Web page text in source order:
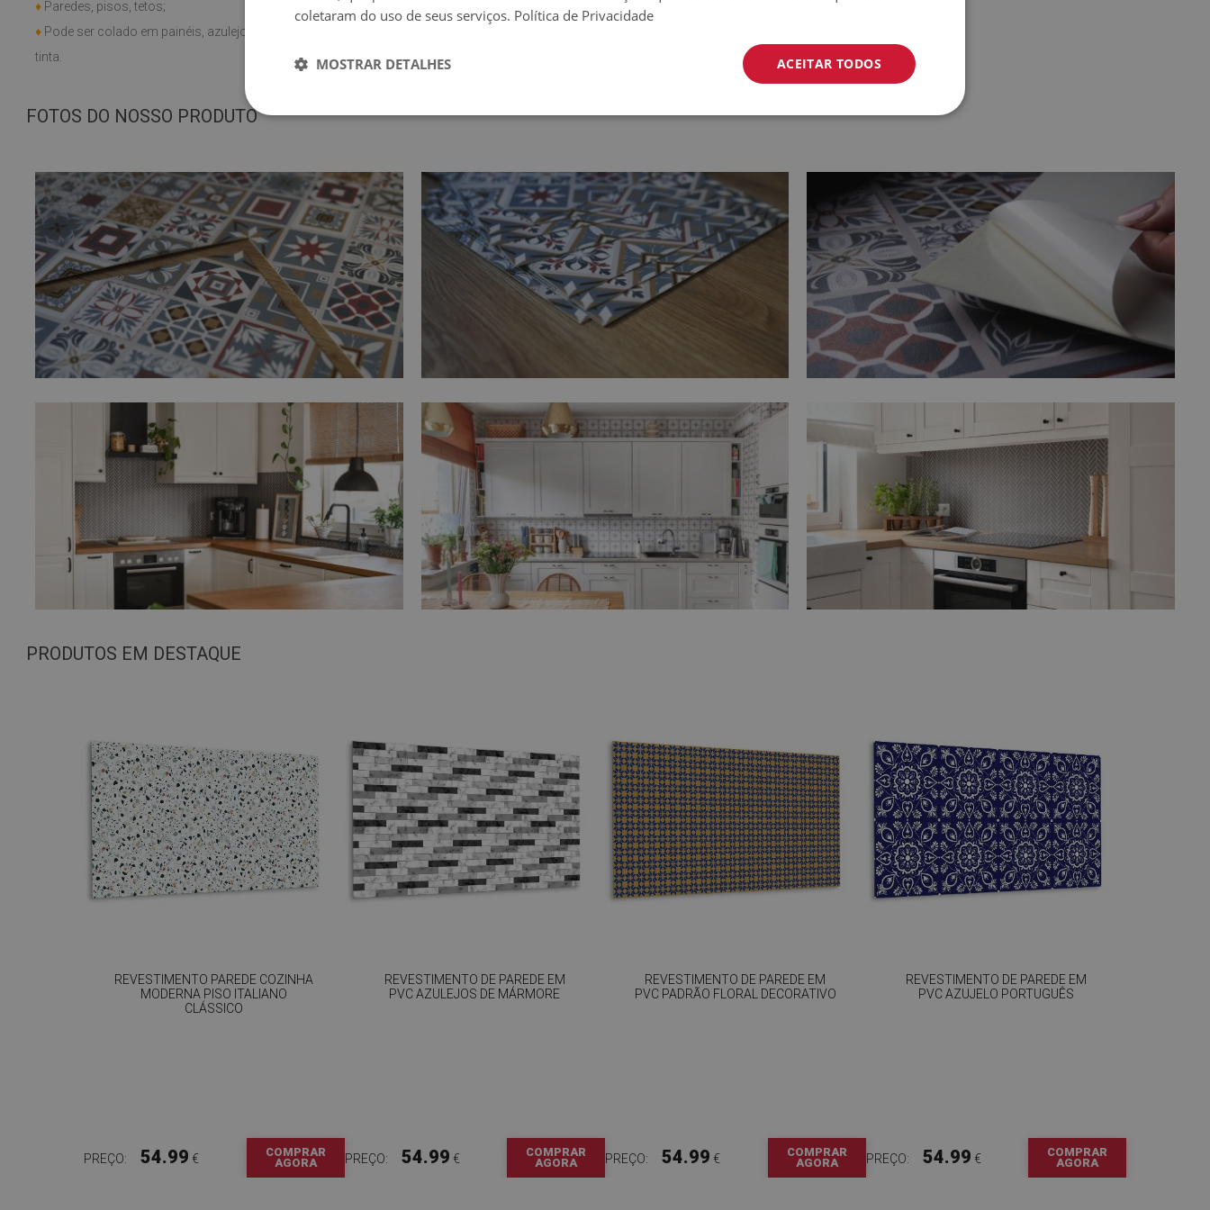
♦ Paredes, pisos, tetos;
♦ Pode ser colado em painéis, azulejos, metal ou
tinta.
FOTOS DO NOSSO PRODUTO
PRODUTOS EM DESTAQUE
REVESTIMENTO PAREDE COZINHA
MODERNA PISO ITALIANO
CLÁSSICO
PREÇO: 54.99 €
COMPRAR
AGORA
REVESTIMENTO DE PAREDE EM
PVC AZULEJOS DE MÁRMORE
PREÇO: 54.99 €
COMPRAR
AGORA
REVESTIMENTO DE PAREDE EM
PVC PADRÃO FLORAL DECORATIVO
PREÇO: 54.99 €
COMPRAR
AGORA
REVESTIMENTO DE PAREDE EM
PVC AZUJELO PORTUGUÊS
PREÇO: 54.99 €
COMPRAR
AGORA
coletaram do uso de seus serviços. Política de Privacidade
ACEITAR TODOS
MOSTRAR DETALHES